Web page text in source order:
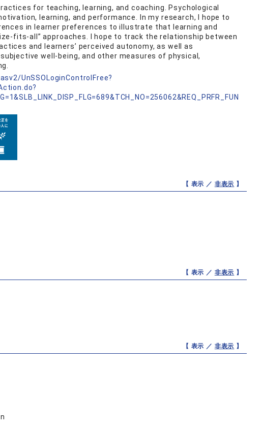
for teaching, learning, and coaching. Psychological
learning, and performance. In my research, I hope to
in learner preferences to illustrate that learning and
fits-all” approaches. I hope to track the relationship between
and learners’ perceived autonomy, as well as
well-being, and other measures of physical,
UnSSOLoginControlFree?
【 表示 ／ 非表示 】
【 表示 ／ 非表示 】
【 表示 ／ 非表示 】